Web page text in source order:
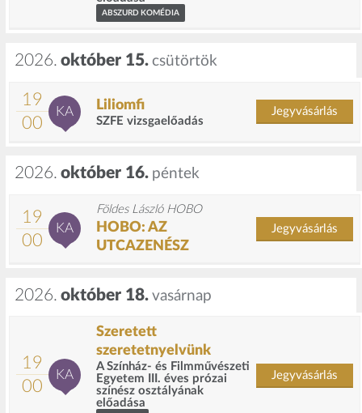
ABSZURD KOMÉDIA
2026. október 15. csütörtök
19
00
KA Liliomfi
SZFE vizsgaelőadás
Jegyvásárlás
2026. október 16. péntek
19
00
KA
Földes László HOBO
HOBO: AZ
UTCAZENÉSZ
Jegyvásárlás
2026. október 18. vasárnap
19
00
KA
Szeretett
szeretetnyelvünk
A Színház- és Filmművészeti
Egyetem III. éves prózai
színész osztályának
előadása
Jegyvásárlás